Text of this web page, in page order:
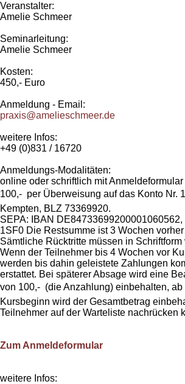
Veranstalter:
Amelie Schmeer
Seminarleitung:
Amelie Schmeer
Kosten:
450,- Euro
Anmeldung - Email:
praxis@amelieschmeer.de
weitere Infos:
+49 (0)831 / 16720
Anmeldungs-Modalitäten:
online oder schriftlich mit
100,-  per Überweisung auf das Konto Nr.
Kempten, BLZ 73369920.
SEPA: IBAN
1SF0 Die Restsumme ist 3 Wochen
Sämtliche Rücktritte müssen in
Wenn der Teilnehmer bis 4 Wochen vor
werden bis dahin geleistete Zahlungen
erstattet. Bei späterer Absage wird eine
von 100,-  (die Anzahlung) einbehalten,
Kursbeginn wird der Gesamtbetrag
Teilnehmer auf der Warteliste nachrücken
Zum Anmeldeformular
weitere Infos: